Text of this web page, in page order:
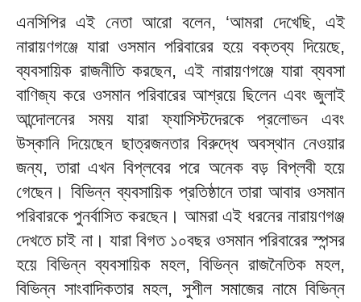
এনসিপির এই নেতা আরো বলেন, ‘আমরা দেখেছি, এই
নারায়ণগঞ্জে যারা ওসমান পরিবারের হয়ে বক্তব্য দিয়েছে,
ব্যবসায়িক রাজনীতি করছেন, এই নারায়ণগঞ্জে যারা ব্যবসা
বাণিজ্য করে ওসমান পরিবারের আশ্রয়ে ছিলেন এবং জুলাই
আন্দোলনের সময় যারা ফ্যাসিস্টদেরকে প্রলোভন এবং
উস্কানি দিয়েছেন ছাত্রজনতার বিরুদ্ধে অবস্থান নেওয়ার
জন্য, তারা এখন বিপ্লবের পরে অনেক বড় বিপ্লবী হয়ে
গেছেন। বিভিন্ন ব্যবসায়িক প্রতিষ্ঠানে তারা আবার ওসমান
পরিবারকে পুনর্বাসিত করছেন। আমরা এই ধরনের নারায়ণগঞ্জ
দেখতে চাই না। যারা বিগত ১০বছর ওসমান পরিবারের স্পন্সর
হয়ে বিভিন্ন ব্যবসায়িক মহল, বিভিন্ন রাজনৈতিক মহল,
বিভিন্ন সাংবাদিকতার মহল, সুশীল সমাজের নামে বিভিন্ন